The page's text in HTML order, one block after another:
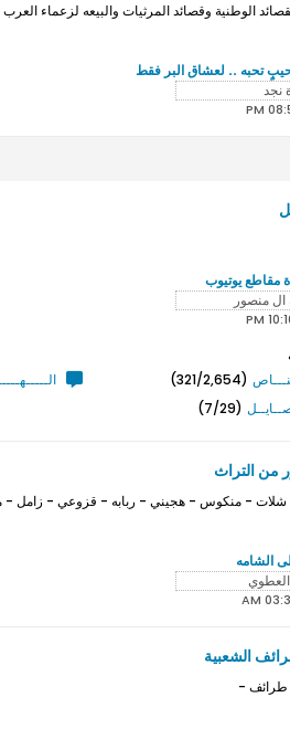
الوطنية وقصائد المرثيات والبيعه لزعماء العرب
تحبه .. لعشاق البر فقط
مقاطع يوتيوب
(321/2,654)
(7/29)
من التراث
شلات - منكوس - هجيني - ربابه - قزوعي - زامل -
الشامه
الشعبية
طرائف -